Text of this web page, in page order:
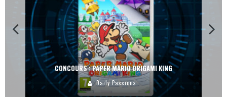
CONCOURS : DREAMS SUR PS4
Carlos Mühlig